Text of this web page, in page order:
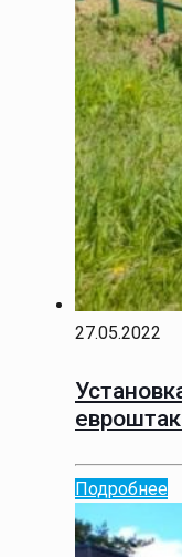
27.05.2022
Подробнее